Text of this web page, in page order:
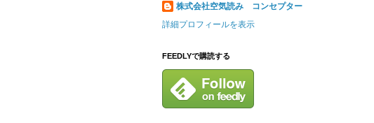
株式会社空気読み コンセプター
詳細プロフィールを表示
FEEDLYで購読する